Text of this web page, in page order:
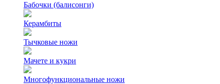
Бабочки (балисонги)
Керамбиты
Тычковые ножи
Мачете и кукри
Многофункциональные ножи